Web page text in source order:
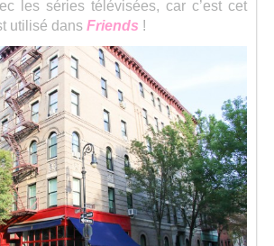
les séries télévisées, car c’est cet
utilisé dans Friends !